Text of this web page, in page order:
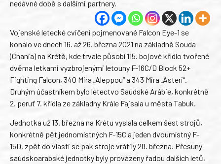
nedávné době s dalšími partnery.
Vojenské letecké cvičení pojmenované Falcon Eye-1 se
konalo ve dnech 16. až 26. března 2021 na základně Souda
(Chania) na Krétě, kde trvale působí 115. bojové křídlo tvořené
dvěma letkami vyzbrojenými letouny F-16C/D Block 52+
Fighting Falcon, 340 Mira „Aleppou“ a 343 Mira „Asteri“.
Druhým účastníkem bylo letectvo Saúdské Arábie, konkrétně
2. peruť 7. křídla ze základny Krále Fajsala u města Tabuk.
Jednotka už 13. března na Krétu vyslala celkem šest strojů,
konkrétně pět jednomístných F-15C a jeden dvoumístný F-
15D, zpět do vlasti se pak stroje vrátily 28. března. Přesuny
saúdskoarabské jednotky byly provázeny řadou dalších letů,